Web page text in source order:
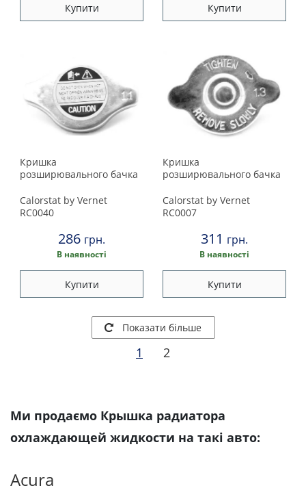
Купити Купити
Кришка
розширювального бачка
Calorstat by Vernet
RC0040
286 грн.
В наявності
Купити
Кришка
розширювального бачка
Calorstat by Vernet
RC0007
311 грн.
В наявності
Купити
Показати більше
1 2
Ми продаємо Крышка радиатора
охлаждающей жидкости на такі авто:
Acura